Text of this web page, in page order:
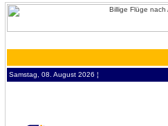
Samstag, 08. August 2026 ¦